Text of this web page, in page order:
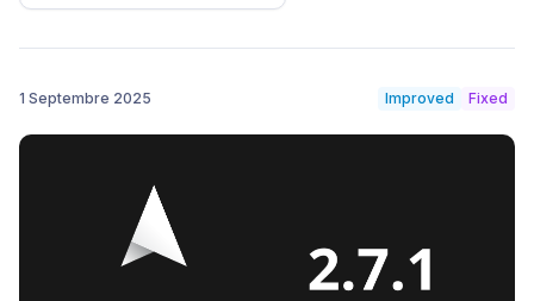
1 Septembre 2025 Improved Fixed